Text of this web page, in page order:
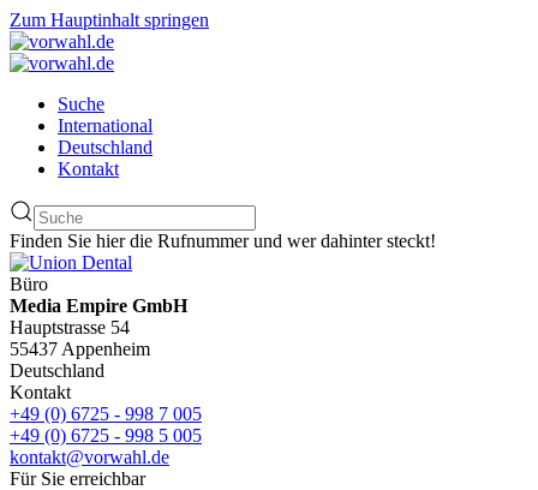
Zum Hauptinhalt springen
Suche
International
Deutschland
Kontakt
Finden Sie hier die Rufnummer und wer dahinter steckt!
Büro
Media Empire GmbH
Hauptstrasse 54
55437 Appenheim
Deutschland
Kontakt
+49 (0) 6725 - 998 7 005
+49 (0) 6725 - 998 5 005
kontakt@vorwahl.de
Für Sie erreichbar